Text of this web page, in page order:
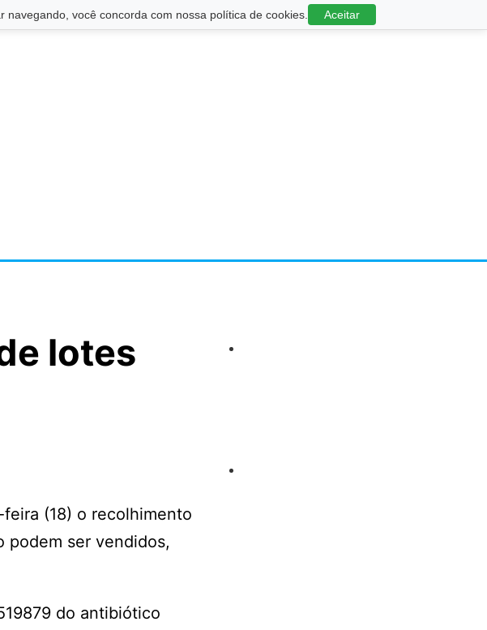
você concorda com nossa política de cookies. Aceitar
lotes
(18) o recolhimento
podem ser vendidos,
do antibiótico